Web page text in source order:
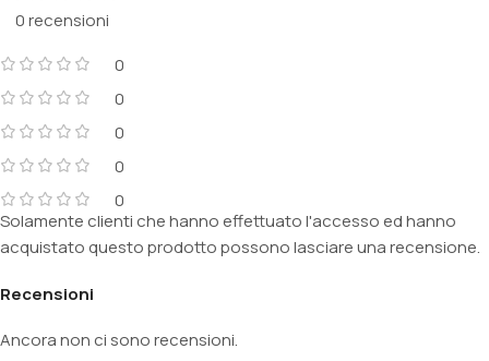
0 recensioni
0
0
0
0
0
Recensioni
Ancora non ci sono recensioni.
Solamente clienti che hanno effettuato l'accesso ed hanno
acquistato questo prodotto possono lasciare una recensione.